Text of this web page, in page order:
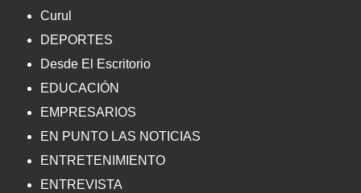
Curul
DEPORTES
Desde El Escritorio
EDUCACIÓN
EMPRESARIOS
EN PUNTO LAS NOTICIAS
ENTRETENIMIENTO
ENTREVISTA